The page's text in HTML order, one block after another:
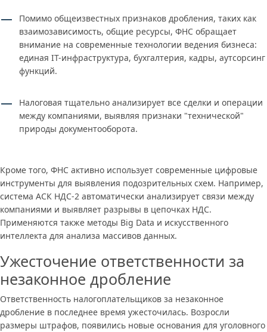
Помимо общеизвестных признаков дробления, таких как
взаимозависимость, общие ресурсы, ФНС обращает
внимание на современные технологии ведения бизнеса:
единая IT-инфраструктура, бухгалтерия, кадры, аутсорсинг
функций.
Налоговая тщательно анализирует все сделки и операции
между компаниями, выявляя признаки "технической"
природы документооборота.
Кроме того, ФНС активно использует современные цифровые
инструменты для выявления подозрительных схем. Например,
система АСК НДС-2 автоматически анализирует связи между
компаниями и выявляет разрывы в цепочках НДС.
Применяются также методы Big Data и искусственного
интеллекта для анализа массивов данных.
Ужесточение ответственности за
незаконное дробление
Ответственность налогоплательщиков за незаконное
дробление в последнее время ужесточилась. Возросли
размеры штрафов, появились новые основания для уголовного